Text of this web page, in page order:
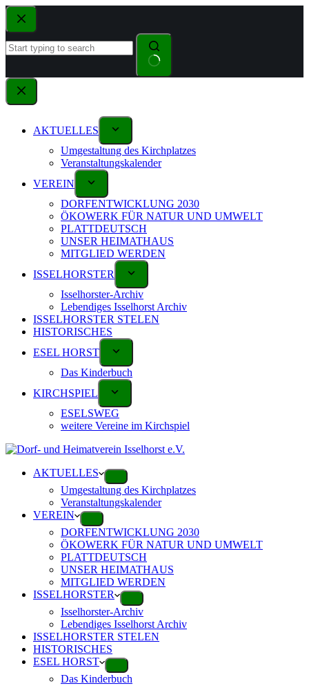
AKTUELLES
Umgestaltung des Kirchplatzes
Veranstaltungskalender
VEREIN
DORFENTWICKLUNG 2030
ÖKOWERK FÜR NATUR UND UMWELT
PLATTDEUTSCH
UNSER HEIMATHAUS
MITGLIED WERDEN
ISSELHORSTER
Isselhorster-Archiv
Lebendiges Isselhorst Archiv
ISSELHORSTER STELEN
HISTORISCHES
ESEL HORST
Das Kinderbuch
KIRCHSPIEL
ESELSWEG
weitere Vereine im Kirchspiel
AKTUELLES
Umgestaltung des Kirchplatzes
Veranstaltungskalender
VEREIN
DORFENTWICKLUNG 2030
ÖKOWERK FÜR NATUR UND UMWELT
PLATTDEUTSCH
UNSER HEIMATHAUS
MITGLIED WERDEN
ISSELHORSTER
Isselhorster-Archiv
Lebendiges Isselhorst Archiv
ISSELHORSTER STELEN
HISTORISCHES
ESEL HORST
Das Kinderbuch